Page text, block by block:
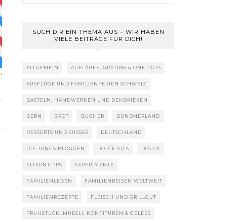
SUCH DIR EIN THEMA AUS – WIR HABEN
VIELE BEITRÄGE FÜR DICH!
ALLGEMEIN AUFLÄUFE, GRATINS & ONE-POTS
AUSFLÜGE UND FAMILIENFERIEN SCHWEIZ
BASTELN, HANDWERKEN UND DEKORIEREN
BERN BROT BÜCHER BÜNDNERLAND
DESSERTS UND SÜSSES DEUTSCHLAND
DIE JUNGS BLOGGEN DOLCE VITA DOULA
ELTERNTIPPS EXPERIMENTE
FAMILIENLEBEN FAMILIENREISEN WELTWEIT
FAMILIENREZEPTE FLEISCH UND GRILLGUT
FRÜHSTÜCK, MÜESLI, KONFITÜREN & GELEES